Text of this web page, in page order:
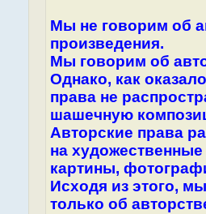
Мы не говорим об
произведения.
Мы говорим об
Однако, как
права не
шашечную
Авторские права
на
картины,
Исходя из этого,
только об